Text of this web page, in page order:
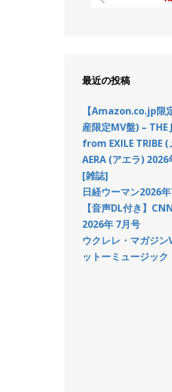
最近の投稿
【Amazon.co.jp限
産限定MV盤) – THE
from EXILE TRIBE
AERA (アエラ) 2026
[雑誌]
日経ウーマン2026
【音声DL付き】
2026年 7月号
ウクレレ・マガジ
ットーミュージッ